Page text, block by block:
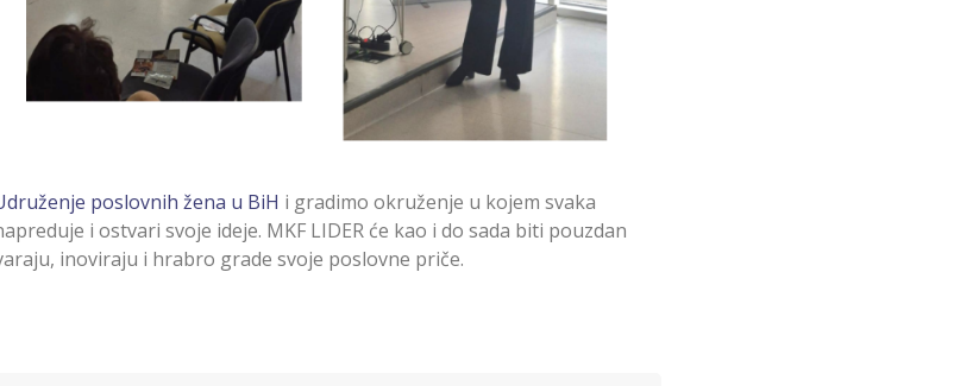
poslovnih žena u BiH i gradimo okruženje u kojem svaka
i ostvari svoje ideje. MKF LIDER će kao i do sada biti pouzdan
inoviraju i hrabro grade svoje poslovne priče.